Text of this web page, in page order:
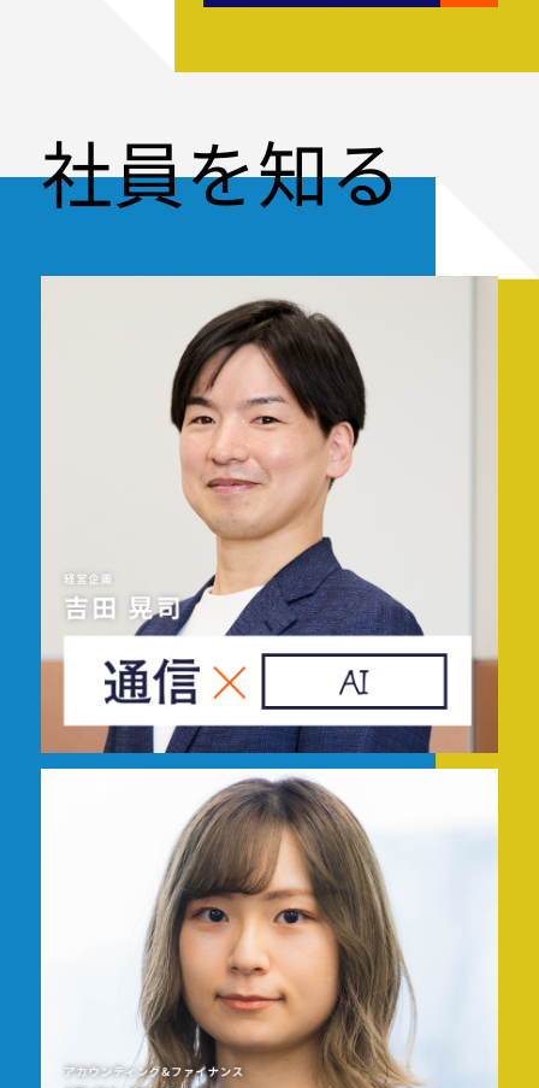
社員を知る